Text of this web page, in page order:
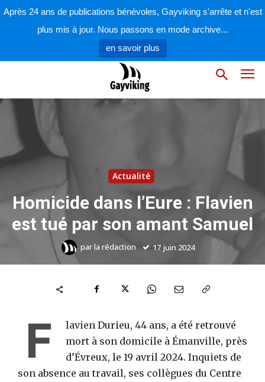
Après 24 ans de publications bénévoles, Gayviking s'arrête et n'est
plus mis à jour. Nous passons en mode archive...
en savoir plus
Actualité
Homicide dans l’Eure : Flavien
est tué par son amant Samuel
parla rédaction 17 juin 2024
F
lavien Durieu, 44 ans, a été retrouvé
mort à son domicile à Émanville, près
d’Évreux, le 19 avril 2024. Inquiets de
son absence au travail, ses collègues du Centre